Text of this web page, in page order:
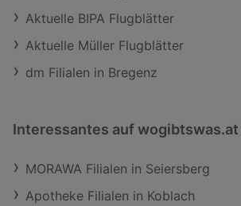
Aktuelle BIPA Flugblätter
Aktuelle Müller Flugblätter
dm Filialen in Bregenz
Interessantes auf wogibtswas.at
MORAWA Filialen in Seiersberg
Apotheke Filialen in Koblach